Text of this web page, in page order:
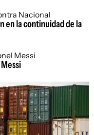
en la continuidad de la